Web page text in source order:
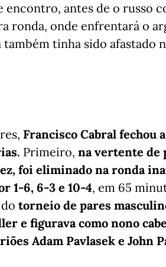
encontro, antes de o russo
ronda, onde enfrentará o
também tinha sido afastado
Francisco Cabral fechou
Primeiro, na vertente de
foi eliminado na ronda
1-6, 6-3 e 10-4, em 65
torneio de pares
e figurava como nono
Adam Pavlasek e John